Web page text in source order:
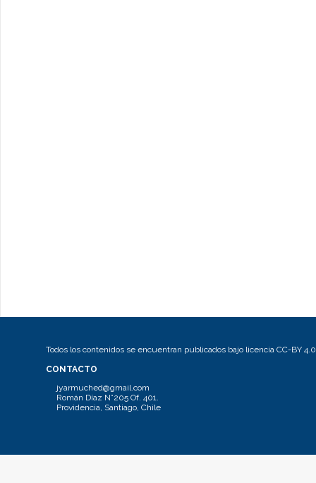
Todos los contenidos se encuentran publicados bajo licencia CC-BY 4.0
CONTACTO
jyarmuched@gmail.com
Román Díaz N°205 Of. 401.
Providencia, Santiago, Chile